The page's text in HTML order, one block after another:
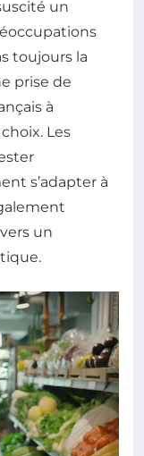
un
toujours la
prise de
à
Les
s’adapter à
un